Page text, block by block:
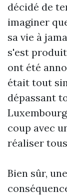
décidé de
imaginer
sa vie à
s'est
ont été
était tout
dépassant
coup avec
réaliser
Bien sûr,